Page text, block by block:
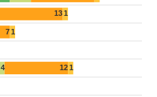
4
13
7
12
1
1
1